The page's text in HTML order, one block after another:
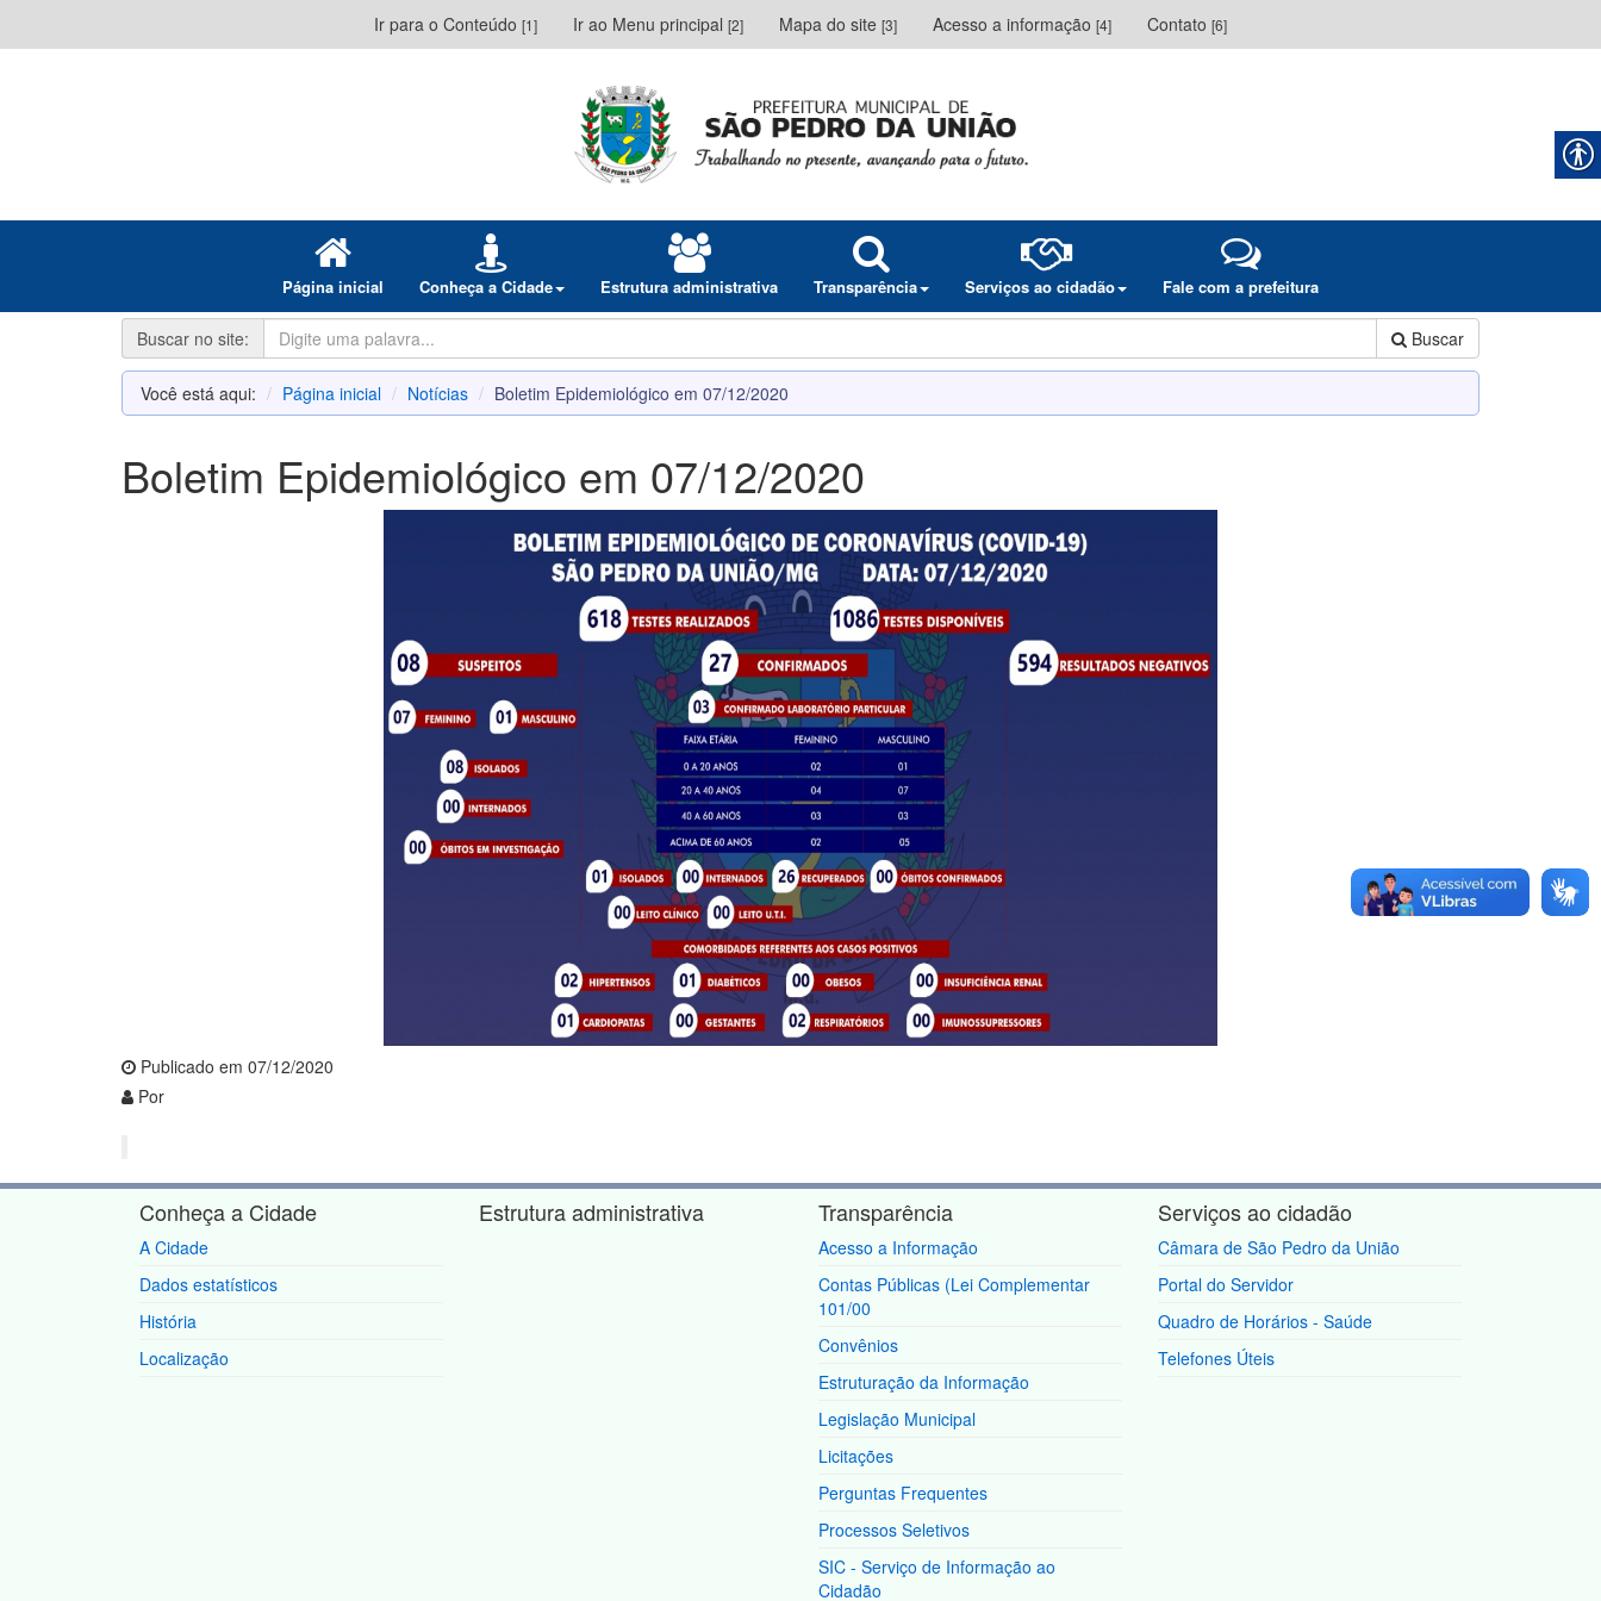
Ir para o Conteúdo [1] Ir ao Menu principal [2] Mapa do site [3] Acesso a informação [4] Contato [6]
Página inicial Conheça a Cidade Estrutura administrativa Transparência Serviços ao cidadão Fale com a prefeitura
Buscar no site: Buscar
Você está aqui: Página inicial Notícias Boletim Epidemiológico em 07/12/2020
Boletim Epidemiológico em 07/12/2020
Publicado em 07/12/2020
Por
Conheça a Cidade
A Cidade
Dados estatísticos
História
Localização
Estrutura administrativa Transparência
Acesso a Informação
Contas Públicas (Lei Complementar
101/00
Convênios
Estruturação da Informação
Legislação Municipal
Licitações
Perguntas Frequentes
Processos Seletivos
SIC - Serviço de Informação ao
Cidadão
Serviços ao cidadão
Câmara de São Pedro da União
Portal do Servidor
Quadro de Horários - Saúde
Telefones Úteis